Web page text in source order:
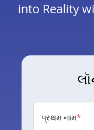
into Reality
પ્રથમ નામ*